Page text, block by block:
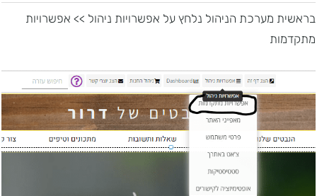
בראשית מערכת הניהול נלחץ על אפשרויות ניהול >> אפשרויות
מתקדמות